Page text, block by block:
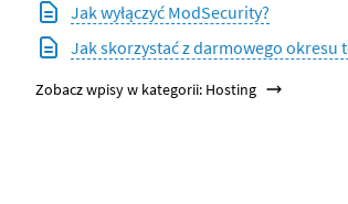
Jak wyłączyć ModSecurity?
Jak skorzystać z darmowego okresu
Zobacz wpisy w kategorii: Hosting